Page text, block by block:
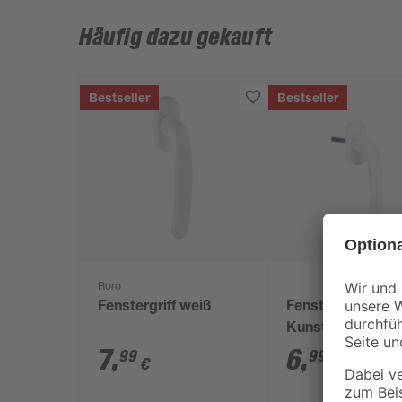
Häufig dazu gekauft
Bestseller
Roro
Fenstergriff weiß
7,99 €
Bestseller
Fenstergriff
Kunststoff weiß
6,99